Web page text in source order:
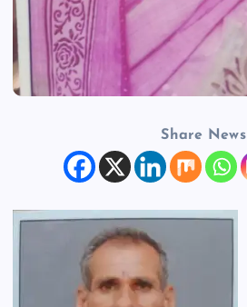
Share News